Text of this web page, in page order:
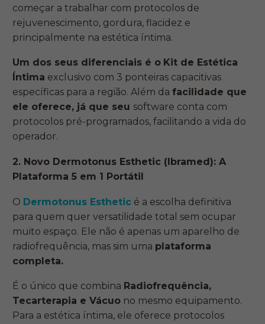
começar a trabalhar com protocolos de
rejuvenescimento, gordura, flacidez e
principalmente na estética íntima.
Um dos seus diferenciais é o Kit de Estética
Íntima exclusivo com 3 ponteiras capacitivas
específicas para a região. Além da facilidade que
ele oferece, já que seu software conta com
protocolos pré-programados, facilitando a vida do
operador.
2. Novo Dermotonus Esthetic (Ibramed): A
Plataforma 5 em 1 Portátil
O Dermotonus Esthetic é a escolha definitiva
para quem quer versatilidade total sem ocupar
muito espaço. Ele não é apenas um aparelho de
radiofrequência, mas sim uma plataforma
completa.
É o único que combina Radiofrequência,
Tecarterapia e Vácuo no mesmo equipamento.
Para a estética íntima, ele oferece protocolos